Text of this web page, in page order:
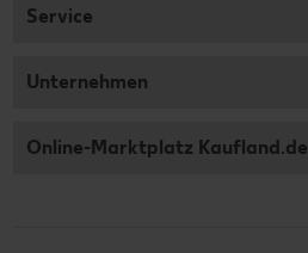
Service
Unternehmen
Online-Marktplatz Kaufland.de